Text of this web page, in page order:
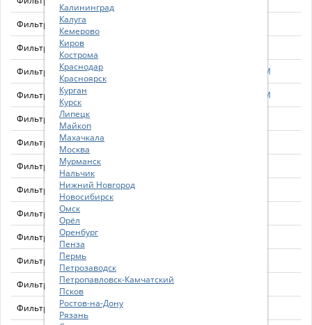
Фильтр воздушный
Фильтр воздушный
Фильтр воздушный AF25131M
AF25131M
Фильтр воздушный
AF25139M
Фильтр воздушный
Фильтр воздушный
Фильтр воздушный
Фильтр воздушный
Фильтр воздушный AF25468 внутренний
Фильтр
Фильтр воздушный
Фильтр воздушный
Фильтр
Калининград
Калуга
Кемерово
Киров
Кострома
Краснодар
Красноярск
Курган
Курск
Липецк
Майкоп
Махачкала
Москва
Мурманск
Нальчик
Нижний Новгород
Новосибирск
Омск
Орёл
Оренбург
Пенза
Пермь
Петрозаводск
Петропавловск-Камчатский
Псков
Ростов-на-Дону
Рязань